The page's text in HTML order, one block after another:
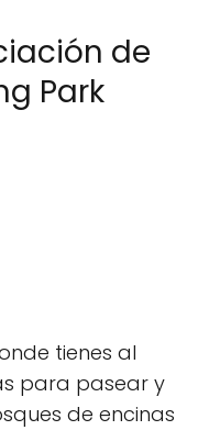
de
Park
tienes al
para pasear y
de encinas